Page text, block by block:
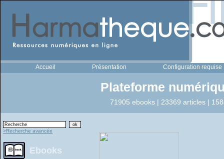
Accueil Présentation Configuration requise
Plateforme
71905 ebooks | 23369 articles |
>Recherche avancée
Ebooks